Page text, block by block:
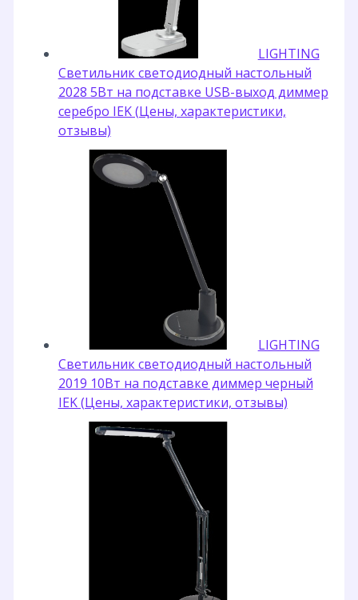
LIGHTING
Светильник светодиодный настольный
2028 5Вт на подставке USB-выход диммер
серебро IEK (Цены, характеристики,
отзывы)
LIGHTING
Светильник светодиодный настольный
2019 10Вт на подставке диммер черный
IEK (Цены, характеристики, отзывы)